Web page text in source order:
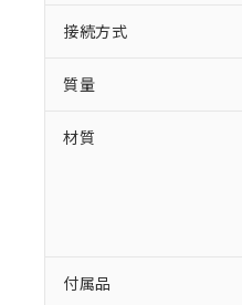
接続方式
質量
材質
付属品